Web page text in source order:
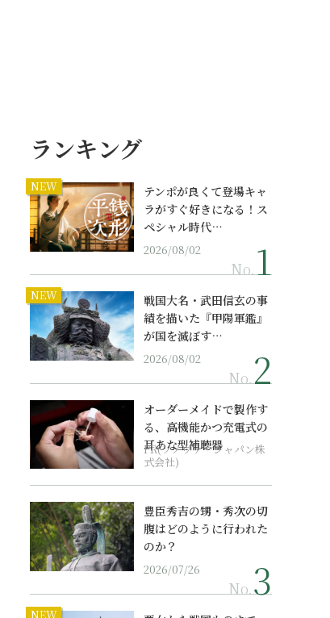
ランキング
NEW
テンポが良くて登場キャ
ラがすぐ好きになる！ス
ペシャル時代…
2026/08/02
No.
NEW
戦国大名・武田信玄の事
績を描いた『甲陽軍鑑』
が国を滅ぼす…
2026/08/02
No.
オーダーメイドで製作す
る、高機能かつ充電式の
耳あな型補聴器
PR(ソノヴァ・ジャパン株
式会社)
豊臣秀吉の甥・秀次の切
腹はどのように行われた
のか？
2026/07/26
No.
NEW